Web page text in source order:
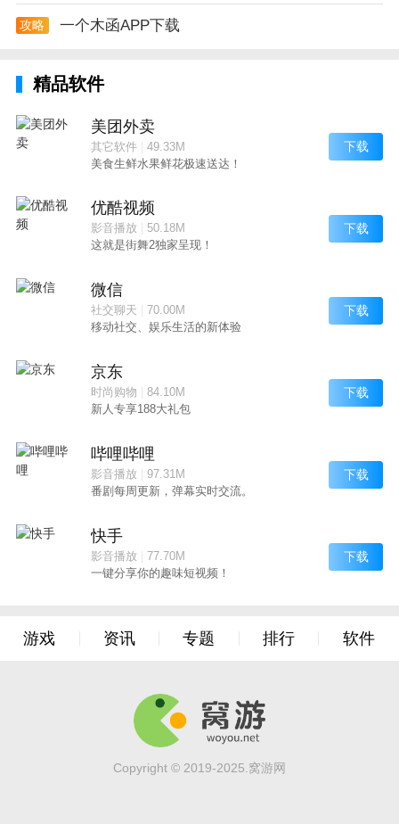
攻略 一个木函APP下载
精品软件
美团外卖
其它软件| 49.33M
美食生鲜水果鲜花极速送达！
下载
优酷视频
影音播放
50.18M
这就是街舞2独家呈现！
下载
微信
社交聊天
70.00M
移动社交、娱乐生活的新体验
下载
京东
时尚购物
84.10M
新人专享188大礼包
下载
哔哩哔哩
影音播放
97.31M
番剧每周更新，弹幕实时交流。
下载
快手
影音播放
77.70M
一键分享你的趣味短视频！
下载
游戏 资讯 专题 排行 软件
Copyright © 2019-2025.窝游网